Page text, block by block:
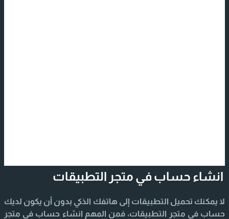
انشاء حساب في متجر التطبيقات
لا يمكنك تحميل التطبيقات إلى هاتفك الذكي بدون أن يكون لديك
حساب في متجر التطبيقات، فمن المهم انشاء حساب في متجر